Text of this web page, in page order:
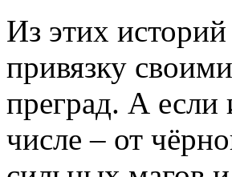
Из этих
привязку
преград. А если
числе – от